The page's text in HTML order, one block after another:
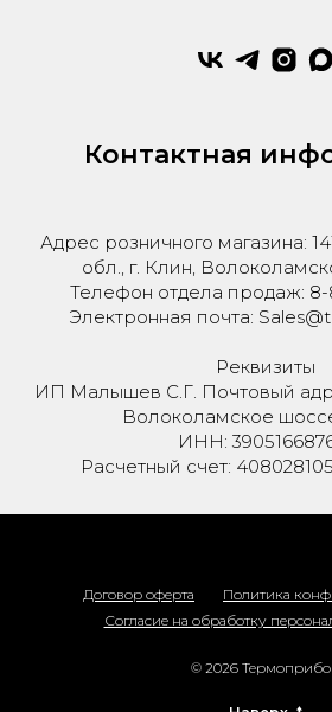
Контактная
Адрес розничного магазина:
обл., г. Клин,
Телефон отдела продаж:
Электронная почта:
Реквизиты
ИП Малышев С.Г. Почтовый
Волоколамское
ИНН:
Расчетный счет:
Договор оферта
Политика
Согласие на обработку
© 2026